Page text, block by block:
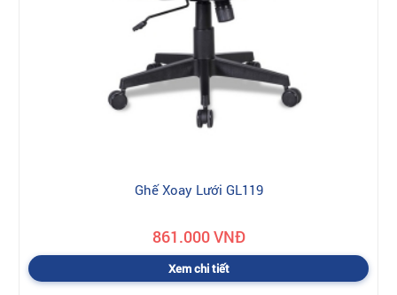
Ghế Xoay Lưới GL119
861.000 VNĐ
Xem chi tiết